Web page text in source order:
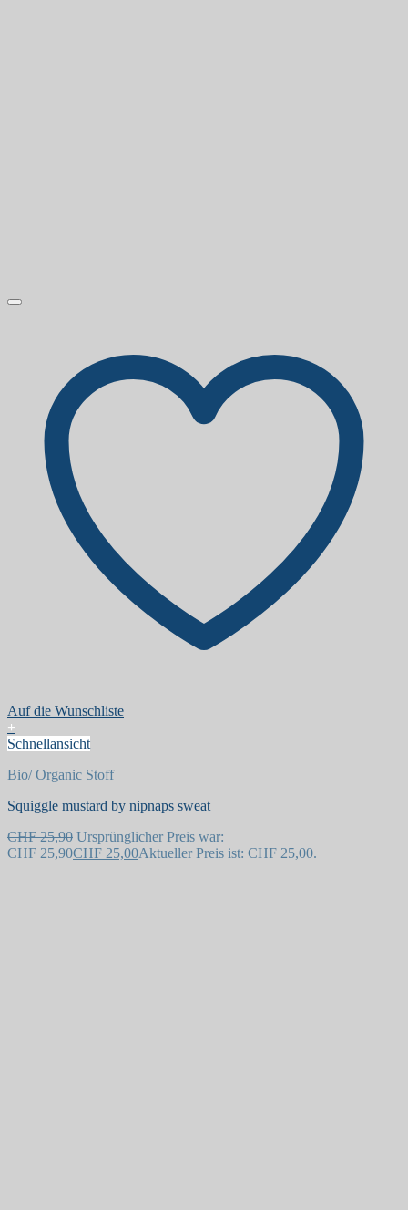
Auf die Wunschliste
+
Schnellansicht
Bio/ Organic Stoff
Squiggle mustard by nipnaps sweat
CHF25,90 Ursprünglicher Preis war:
CHF 25,90CHF 25,00Aktueller Preis ist: CHF 25,00.